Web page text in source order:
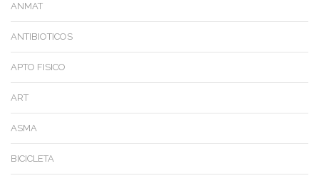
ANMAT
ANTIBIOTICOS
APTO FISICO
ART
ASMA
BICICLETA